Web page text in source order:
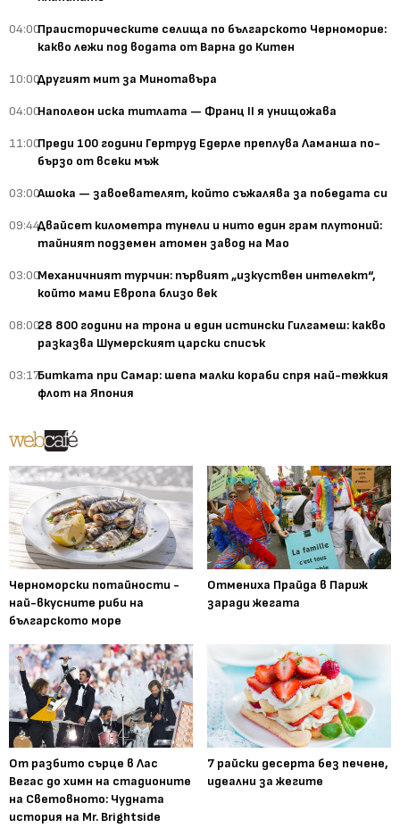
04:00Праисторическите селища по българското Черноморие:
какво лежи под водата от Варна до Китен
10:00Другият мит за Минотавъра
04:00Наполеон иска титлата — Франц II я унищожава
11:00Преди 100 години Гертруд Едерле преплува Ламанша по-
бързо от всеки мъж
03:00Ашока — завоевателят, който съжалява за победата си
09:44Двайсет километра тунели и нито един грам плутоний:
тайният подземен атомен завод на Мао
03:00Механичният турчин: първият „изкуствен интелект“,
който мами Европа близо век
08:0028 800 години на трона и един истински Гилгамеш: какво
разказва Шумерският царски списък
03:17Битката при Самар: шепа малки кораби спря най-тежкия
флот на Япония
Черноморски потайности -
най-вкусните риби на
българското море
Отмениха Прайда в Париж
заради жегата
От разбито сърце в Лас
Вегас до химн на стадионите
на Световното: Чудната
история на Mr. Brightside
7 райски десерта без печене,
идеални за жегите